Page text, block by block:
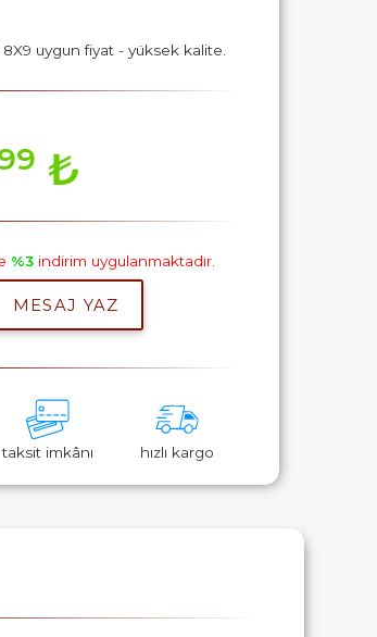
uygun fiyat - yüksek kalite.
₺
%3indirim uygulanmaktadır.
MESAJ YAZ
taksit imkânı hızlı kargo